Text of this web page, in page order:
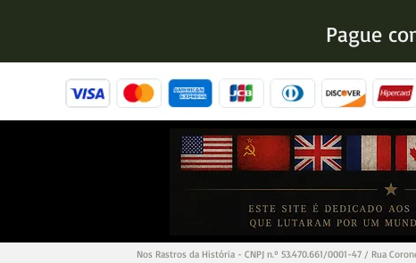
Pague
Nos Rastros da História - CNPJ n.º 53.470.661/0001-47 / Rua